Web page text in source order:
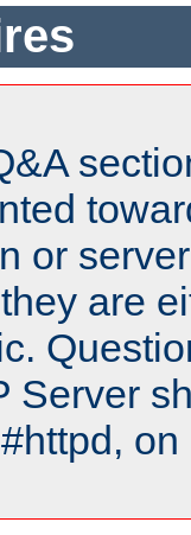
or
are
Server